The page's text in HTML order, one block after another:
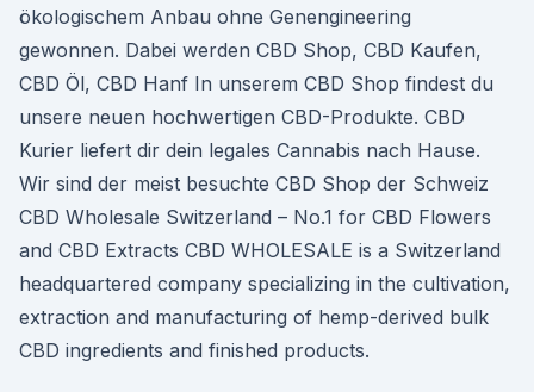
ökologischem Anbau ohne Genengineering
gewonnen. Dabei werden CBD Shop, CBD Kaufen,
CBD Öl, CBD Hanf In unserem CBD Shop findest du
unsere neuen hochwertigen CBD-Produkte. CBD
Kurier liefert dir dein legales Cannabis nach Hause.
Wir sind der meist besuchte CBD Shop der Schweiz
CBD Wholesale Switzerland – No.1 for CBD Flowers
and CBD Extracts CBD WHOLESALE is a Switzerland
headquartered company specializing in the cultivation,
extraction and manufacturing of hemp-derived bulk
CBD ingredients and finished products.